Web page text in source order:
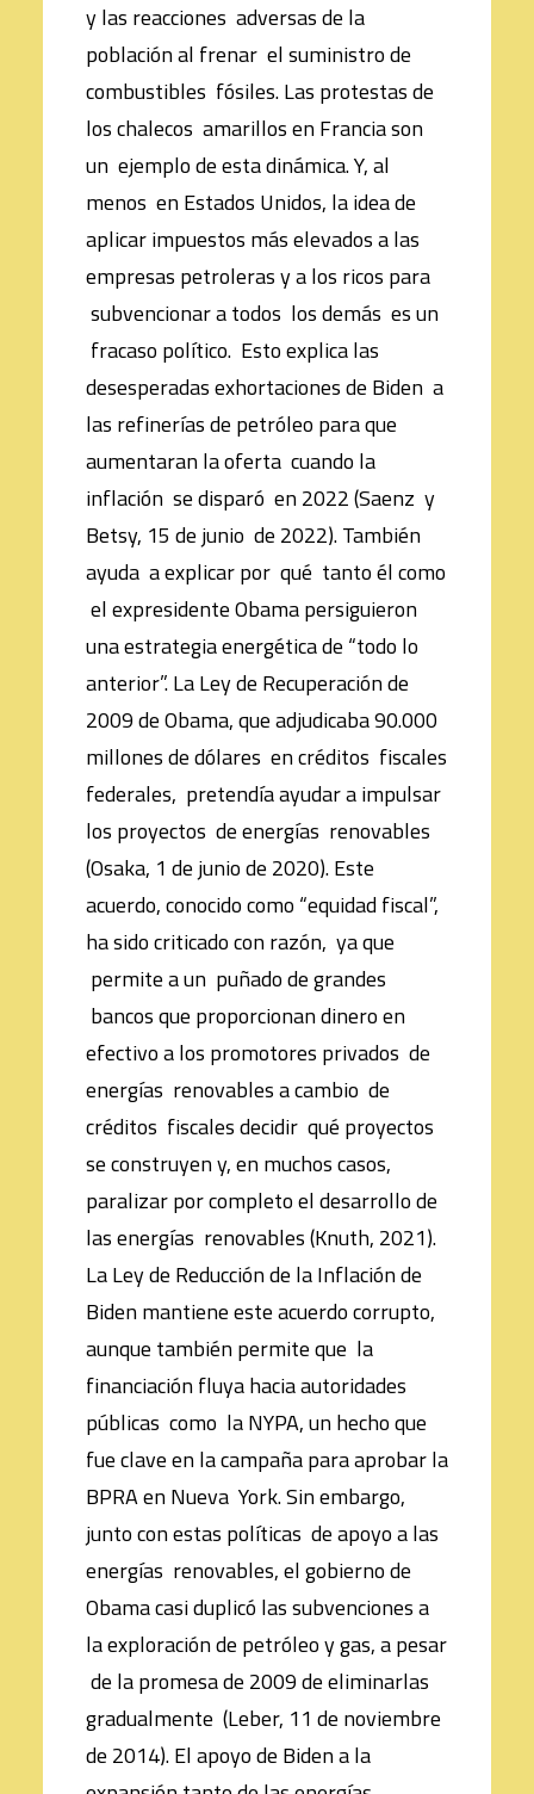
y las reacciones adversas de la
población al frenar el suministro de
combustibles fósiles. Las protestas de
los chalecos amarillos en Francia son
un ejemplo de esta dinámica. Y, al
menos en Estados Unidos, la idea de
aplicar impuestos más elevados a las
empresas petroleras y a los ricos para
subvencionar a todos los demás es un
fracaso político. Esto explica las
desesperadas exhortaciones de Biden a
las refinerías de petróleo para que
aumentaran la oferta cuando la
inflación se disparó en 2022 (Saenz y
Betsy, 15 de junio de 2022). También
ayuda a explicar por qué tanto él como
el expresidente Obama persiguieron
una estrategia energética de “todo lo
anterior”. La Ley de Recuperación de
2009 de Obama, que adjudicaba 90.000
millones de dólares en créditos fiscales
federales, pretendía ayudar a impulsar
los proyectos de energías renovables
(Osaka, 1 de junio de 2020). Este
acuerdo, conocido como “equidad fiscal”,
ha sido criticado con razón, ya que
permite a un puñado de grandes
bancos que proporcionan dinero en
efectivo a los promotores privados de
energías renovables a cambio de
créditos fiscales decidir qué proyectos
se construyen y, en muchos casos,
paralizar por completo el desarrollo de
las energías renovables (Knuth, 2021).
La Ley de Reducción de la Inflación de
Biden mantiene este acuerdo corrupto,
aunque también permite que la
financiación fluya hacia autoridades
públicas como la NYPA, un hecho que
fue clave en la campaña para aprobar la
BPRA en Nueva York. Sin embargo,
junto con estas políticas de apoyo a las
energías renovables, el gobierno de
Obama casi duplicó las subvenciones a
la exploración de petróleo y gas, a pesar
de la promesa de 2009 de eliminarlas
gradualmente (Leber, 11 de noviembre
de 2014). El apoyo de Biden a la